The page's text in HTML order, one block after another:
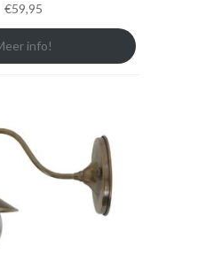
€59,95
info!